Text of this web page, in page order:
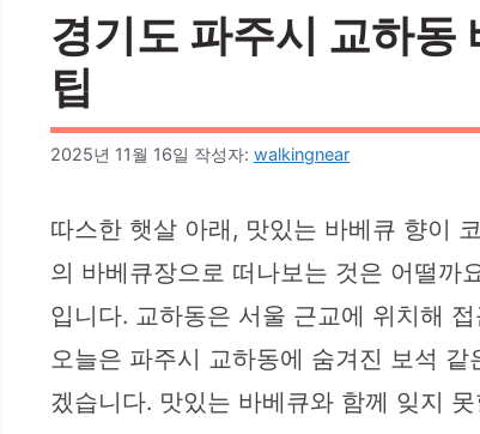
경기도 파주시 교하동
팁
2025년 11월 16일 작성자: walkingnear
따스한 햇살 아래, 맛있는 바베큐 향이
의 바베큐장으로 떠나보는 것은 어떨까
입니다. 교하동은 서울 근교에 위치해
오늘은 파주시 교하동에 숨겨진 보석
겠습니다. 맛있는 바베큐와 함께 잊지